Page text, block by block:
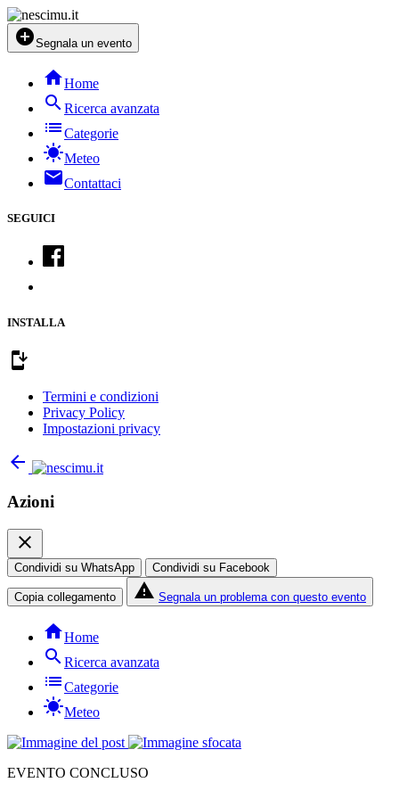
add_circleSegnala un evento
homeHome
searchRicerca avanzata
listCategorie
sunnyMeteo
mailContattaci
SEGUICI
INSTALLA
install_mobile
Termini e condizioni
Privacy Policy
Impostazioni privacy
arrow_back
Azioni
close
Condividi su WhatsApp Condividi su Facebook
Copia collegamento report_problem Segnala un problema con questo evento
homeHome
searchRicerca avanzata
listCategorie
sunnyMeteo
EVENTO CONCLUSO